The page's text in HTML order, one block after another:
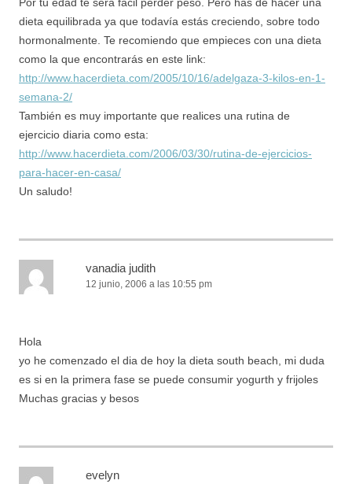
dieta equilibrada ya que todavía estás creciendo, sobre todo
hormonalmente. Te recomiendo que empieces con una dieta
como la que encontrarás en este link:
http://www.hacerdieta.com/2005/10/16/adelgaza-3-kilos-en-1-
semana-2/
También es muy importante que realices una rutina de
ejercicio diaria como esta:
http://www.hacerdieta.com/2006/03/30/rutina-de-ejercicios-
para-hacer-en-casa/
Un saludo!
vanadia judith
12 junio, 2006 a las 10:55 pm
Hola
yo he comenzado el dia de hoy la dieta south beach, mi duda
es si en la primera fase se puede consumir yogurth y frijoles
Muchas gracias y besos
evelyn